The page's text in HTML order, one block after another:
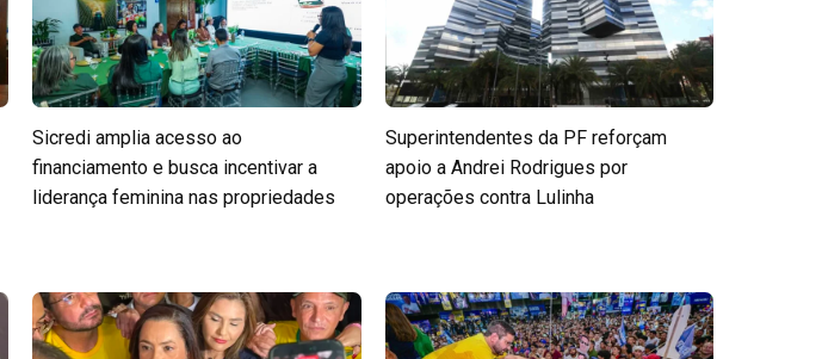
Sicredi amplia acesso ao
financiamento e busca incentivar a
liderança feminina nas propriedades
Superintendentes da PF reforçam
apoio a Andrei Rodrigues por
operações contra Lulinha